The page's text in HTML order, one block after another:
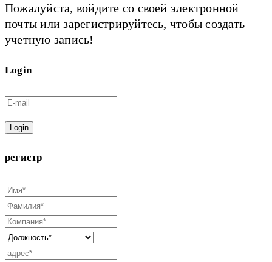
Пожалуйста, войдите со своей электронной
почты или зарегистрируйтесь, чтобы создать
учетную запись!
Login
Login
регистр